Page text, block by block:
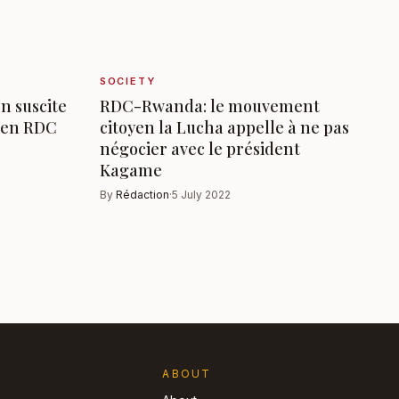
suscite
RDC
SOCIETY
RDC-Rwanda: le mouvement
citoyen la Lucha appelle à ne pas
négocier avec le président
Kagame
By Rédaction·5 July 2022
ABOUT